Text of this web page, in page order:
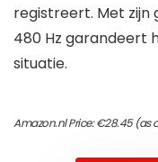
registreert. Met zijn
480 Hz garandeert
situatie.
Amazon.nl Price:€28.45(as